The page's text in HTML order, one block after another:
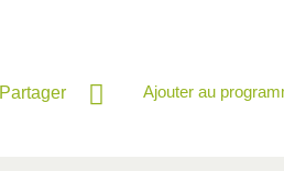
Partager Ajouter au